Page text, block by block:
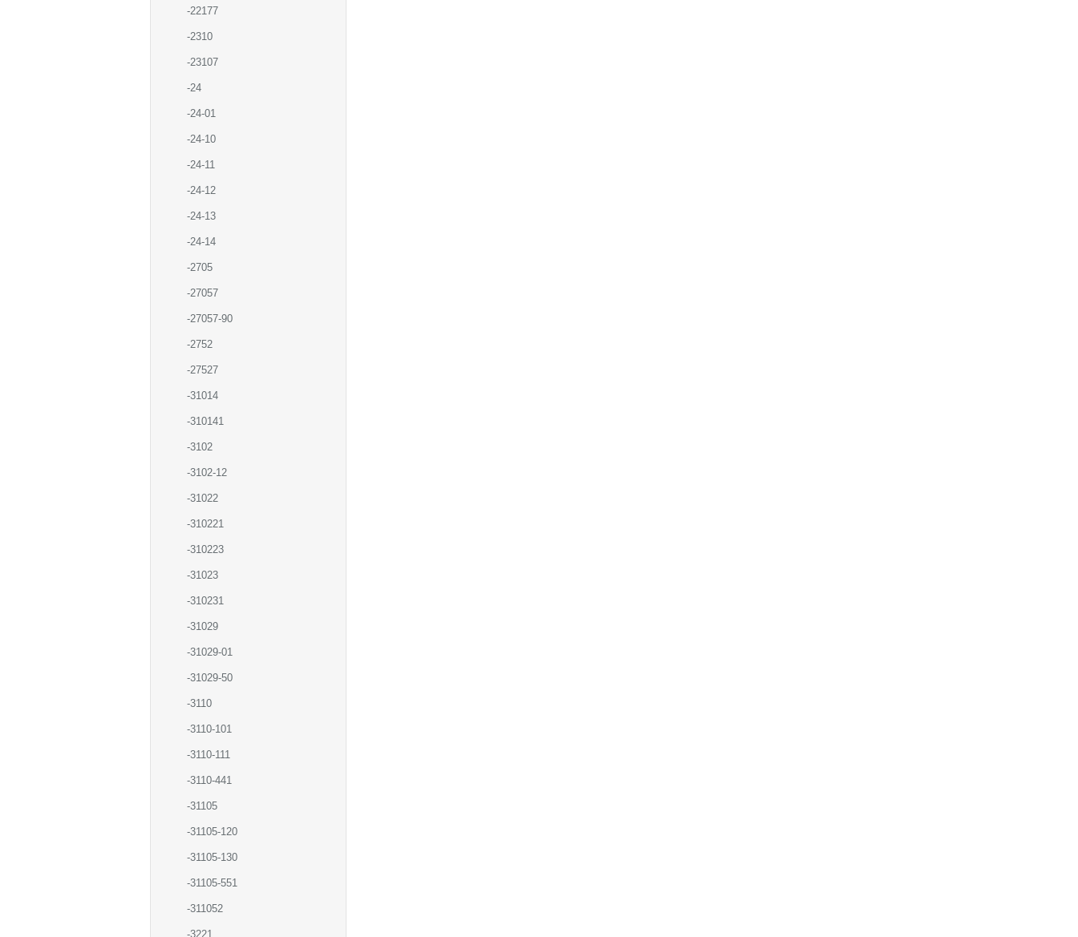
-22177
-2310
-23107
-24
-24-01
-24-10
-24-11
-24-12
-24-13
-24-14
-2705
-27057
-27057-90
-2752
-27527
-31014
-310141
-3102
-3102-12
-31022
-310221
-310223
-31023
-310231
-31029
-31029-01
-31029-50
-3110
-3110-101
-3110-111
-3110-441
-31105
-31105-120
-31105-130
-31105-551
-311052
-3221